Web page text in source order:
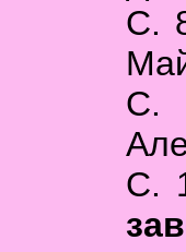
С.
С.
С.